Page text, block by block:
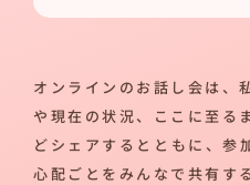
オンラインのお話し会は、
や現在の状況、ここに至る
どシェアするとともに、参
心配ごとをみんなで共有す